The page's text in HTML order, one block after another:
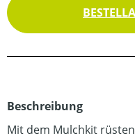
Beschreibung
Mit dem Mulchkit